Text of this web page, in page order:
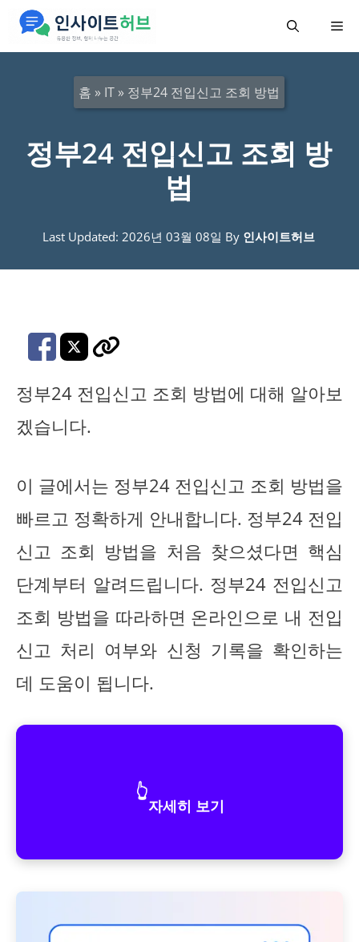
메
홈 » IT» 정부24 전입신고 조회 방법
정부24 전입신고 조회 방
법
Last Updated: 2026년 03월 08일 By 인사이트허브
정부24 전입신고 조회 방법에 대해 알아보
겠습니다.
이 글에서는 정부24 전입신고 조회 방법을
빠르고 정확하게 안내합니다. 정부24 전입
신고 조회 방법을 처음 찾으셨다면 핵심
단계부터 알려드립니다. 정부24 전입신고
조회 방법을 따라하면 온라인으로 내 전입
신고 처리 여부와 신청 기록을 확인하는
데 도움이 됩니다.
👆
자세히 보기